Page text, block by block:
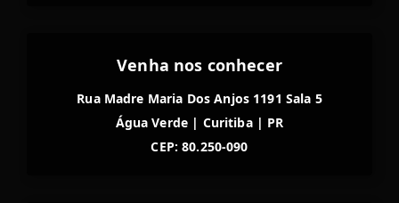
Venha nos conhecer
Rua Madre Maria Dos Anjos 1191 Sala 5
Água Verde | Curitiba | PR
CEP: 80.250-090